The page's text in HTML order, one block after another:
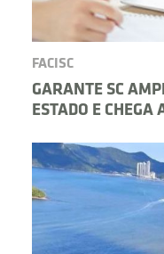
FACISC
GARANTE SC
ESTADO E CHEGA